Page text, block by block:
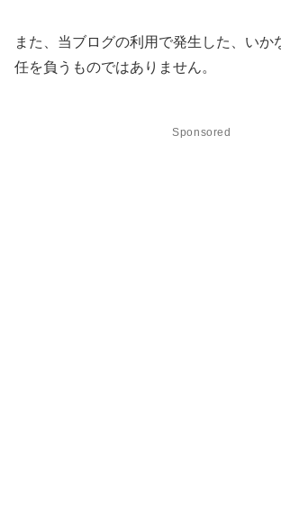
また、当ブログの利用で発生した、いか
任を負うものではありません。